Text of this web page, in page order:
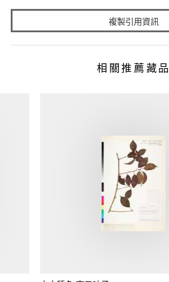
複製引用資訊
相關推薦藏品